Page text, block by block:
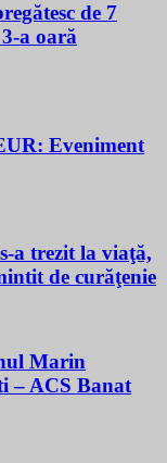
de 7
a oară
Eveniment
a trezit la viaţă,
de curăţenie
Marin
– ACS Banat